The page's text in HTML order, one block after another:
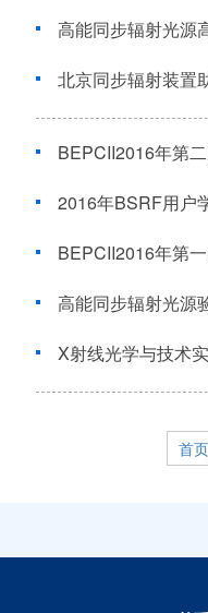
高能同步辐射光源
北京同步辐射装置
BEPCII2016年第
2016年BSRF用户
BEPCII2016年第
高能同步辐射光源
X射线光学与技术
首页